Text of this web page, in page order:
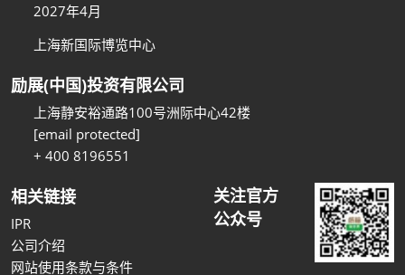
2027年4月
上海新国际博览中心
励展(中国)投资有限公司
上海静安裕通路100号洲际中心42楼
[email protected]
+ 400 8196551
相关链接
IPR
公司介绍
网站使用条款与条件
关注官方
公众号